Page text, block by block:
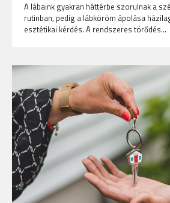
A lábaink gyakran háttérbe szorulnak a
rutinban, pedig a lábköröm ápolása
esztétikai kérdés. A rendszeres törődés…